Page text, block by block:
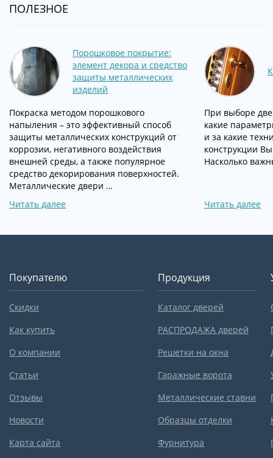
ПОЛЕЗНОЕ
Порошковое покрытие:
элемент декора и средство
защиты металлических
изделий
Покраска методом порошкового
напыления – это эффективный способ
защиты металлических конструкций от
коррозии, негативного воздействия
внешней среды, а также популярное
средство декорирования поверхностей.
Металлические двери …
Читать далее
При выборе
какие
и за какие
конструкции
Насколько
Читать далее
Покупателю
Скидки
Как купить
О компании
Статьи
Отзывы
Новости
Карта сайта
Продукция
Каталог дверей
РАСПРОДАЖА дверей
Решетки на окна
Гаражные ворота
Металлические ставни
Образцы отделки
Фурнитура